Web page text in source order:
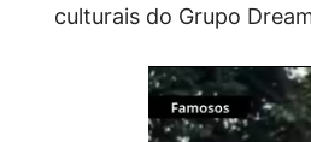
culturais do Grupo